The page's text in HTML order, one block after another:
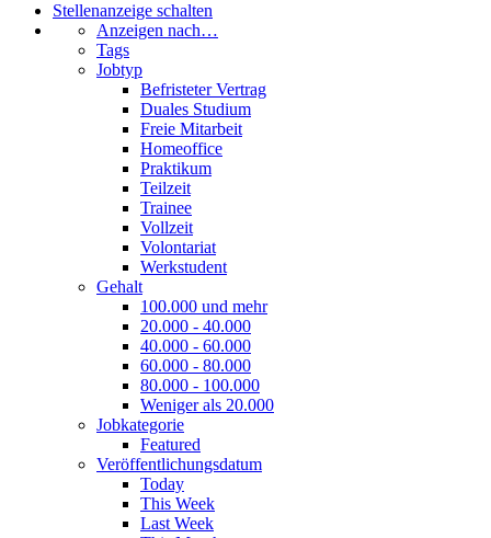
Stellenanzeige schalten
Anzeigen nach…
Tags
Jobtyp
Befristeter Vertrag
Duales Studium
Freie Mitarbeit
Homeoffice
Praktikum
Teilzeit
Trainee
Vollzeit
Volontariat
Werkstudent
Gehalt
100.000 und mehr
20.000 - 40.000
40.000 - 60.000
60.000 - 80.000
80.000 - 100.000
Weniger als 20.000
Jobkategorie
Featured
Veröffentlichungsdatum
Today
This Week
Last Week